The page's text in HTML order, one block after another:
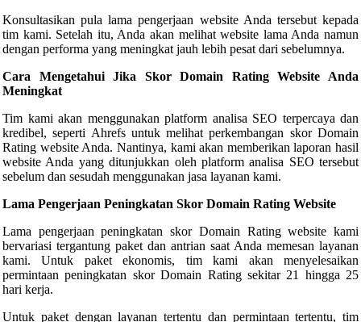
Konsultasikan pula lama pengerjaan website Anda tersebut kepada
tim kami. Setelah itu, Anda akan melihat website lama Anda namun
dengan performa yang meningkat jauh lebih pesat dari sebelumnya.
Cara Mengetahui Jika Skor Domain Rating Website Anda
Meningkat
Tim kami akan menggunakan platform analisa SEO terpercaya dan
kredibel, seperti Ahrefs untuk melihat perkembangan skor Domain
Rating website Anda. Nantinya, kami akan memberikan laporan hasil
website Anda yang ditunjukkan oleh platform analisa SEO tersebut
sebelum dan sesudah menggunakan jasa layanan kami.
Lama Pengerjaan Peningkatan Skor Domain Rating Website
Lama pengerjaan peningkatan skor Domain Rating website kami
bervariasi tergantung paket dan antrian saat Anda memesan layanan
kami. Untuk paket ekonomis, tim kami akan menyelesaikan
permintaan peningkatan skor Domain Rating sekitar 21 hingga 25
hari kerja.
Untuk paket dengan layanan tertentu dan permintaan tertentu, tim